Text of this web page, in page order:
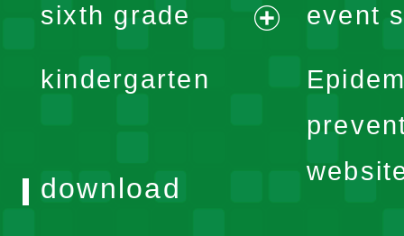
menu
sixth grade
kindergarten
event
download